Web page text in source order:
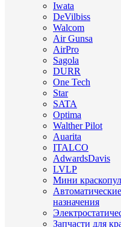
Iwata
DeVilbiss
Walcom
Air Gunsa
AirPro
Sagola
DURR
One Tech
Star
SATA
Optima
Walther Pilot
Auarita
ITALCO
AdwardsDavis
LVLP
Мини
назначения
Запчасти для